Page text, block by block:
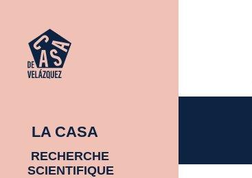
LA CASA
RECHERCHE
SCIENTIFIQUE